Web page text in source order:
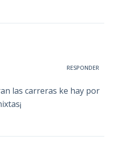
RESPONDER
las carreras ke hay por